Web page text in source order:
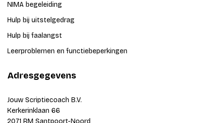
NIMA begeleiding
Hulp bij uitstelgedrag
Hulp bij faalangst
Leerproblemen en functiebeperkingen
Adresgegevens
Jouw Scriptiecoach B.V.
Kerkerinklaan 66
2071 RM Santpoort-Noord